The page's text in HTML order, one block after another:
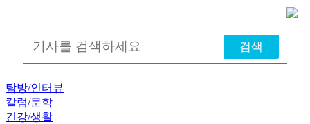
탐방/인터뷰
칼럼/문학
건강/생활